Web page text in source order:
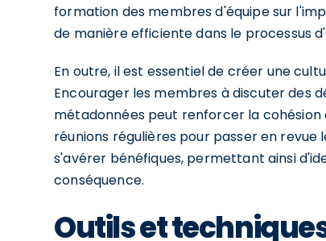
formation des membres d'équipe sur
de manière efficiente dans le processus
En outre, il est essentiel de créer une
Encourager les membres à discuter des
métadonnées peut renforcer la cohésion
réunions régulières pour passer en
s'avérer bénéfiques, permettant ainsi
conséquence.
Outils et